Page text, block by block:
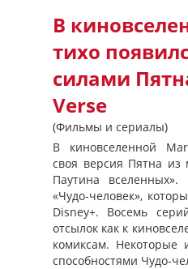
В
тихо
силами
Verse
(Фильмы и сериалы)
В киновселенной
своя версия Пятна из
Паутина
«Чудо-человек»,
Disney+. Восемь
отсылок как к
комиксам. Некоторые
способностями Чудо-